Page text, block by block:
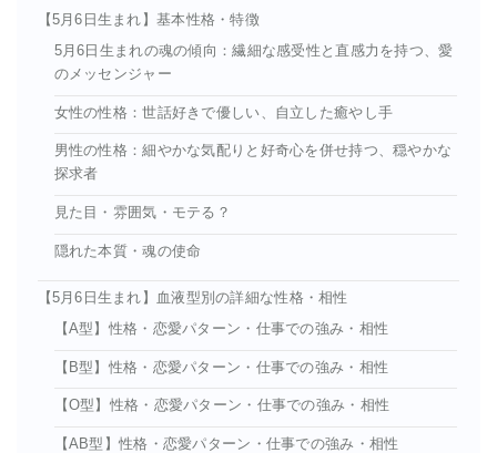
【5月6日生まれ】基本性格・特徴
5月6日生まれの魂の傾向：繊細な感受性と直感力を持つ、愛
のメッセンジャー
女性の性格：世話好きで優しい、自立した癒やし手
男性の性格：細やかな気配りと好奇心を併せ持つ、穏やかな
探求者
見た目・雰囲気・モテる？
隠れた本質・魂の使命
【5月6日生まれ】血液型別の詳細な性格・相性
【A型】性格・恋愛パターン・仕事での強み・相性
【B型】性格・恋愛パターン・仕事での強み・相性
【O型】性格・恋愛パターン・仕事での強み・相性
【AB型】性格・恋愛パターン・仕事での強み・相性